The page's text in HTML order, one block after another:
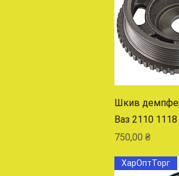
Шкив
Ваз 2110
Цена
750,00 ₴
ХарОптТорг